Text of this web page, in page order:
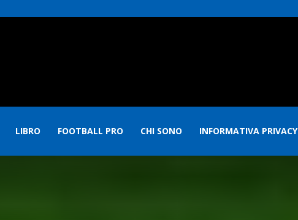
LIBRO FOOTBALL PRO CHI SONO INFORMATIVA PRIVACY